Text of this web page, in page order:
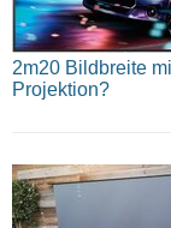
2m20 Bildbreite
Projektion?